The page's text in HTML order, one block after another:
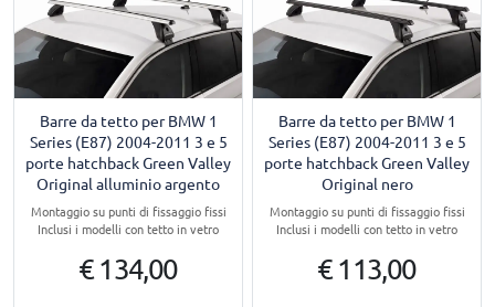
Barre da tetto per BMW 1
Series (E87) 2004-2011 3 e 5
porte hatchback Green Valley
Original alluminio argento
Montaggio su punti di fissaggio fissi
Inclusi i modelli con tetto in vetro
€ 134,00
Barre da tetto per BMW 1
Series (E87) 2004-2011 3 e 5
porte hatchback Green Valley
Original nero
Montaggio su punti di fissaggio fissi
Inclusi i modelli con tetto in vetro
€ 113,00